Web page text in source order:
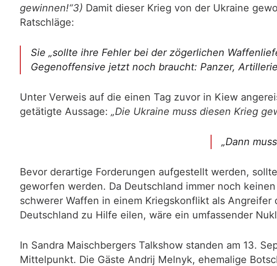
gewinnen!“3) Damit dieser Krieg von der Ukraine
Ratschläge:
Sie „sollte ihre Fehler bei der zögerlichen
Gegenoffensive jetzt noch braucht: Panzer,
Unter Verweis auf die einen Tag zuvor in Kiew
getätigte Aussage: „Die Ukraine muss diesen Krieg
„Dann
Bevor derartige Forderungen aufgestellt werden,
geworfen werden. Da Deutschland immer noch
schwerer Waffen in einem Kriegskonflikt als
Deutschland zu Hilfe eilen, wäre ein umfassender
In Sandra Maischbergers Talkshow standen am 13.
Mittelpunkt. Die Gäste Andrij Melnyk, ehemalige